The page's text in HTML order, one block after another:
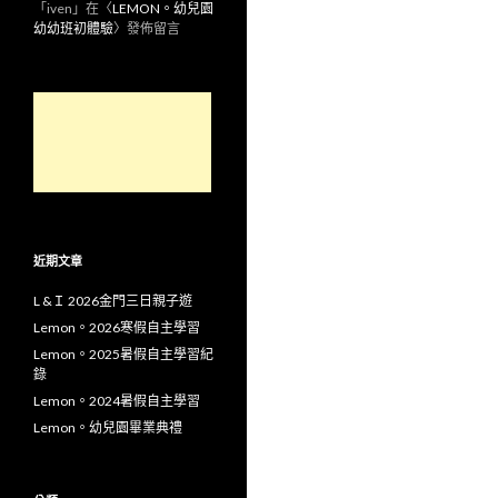
「 iven 」在〈LEMON。幼兒園
幼幼班初體驗〉發佈留言
近期文章
L &Ｉ 2026金門三日親子遊
Lemon。2026寒假自主學習
Lemon。2025暑假自主學習紀
錄
Lemon。2024暑假自主學習
Lemon。幼兒園畢業典禮